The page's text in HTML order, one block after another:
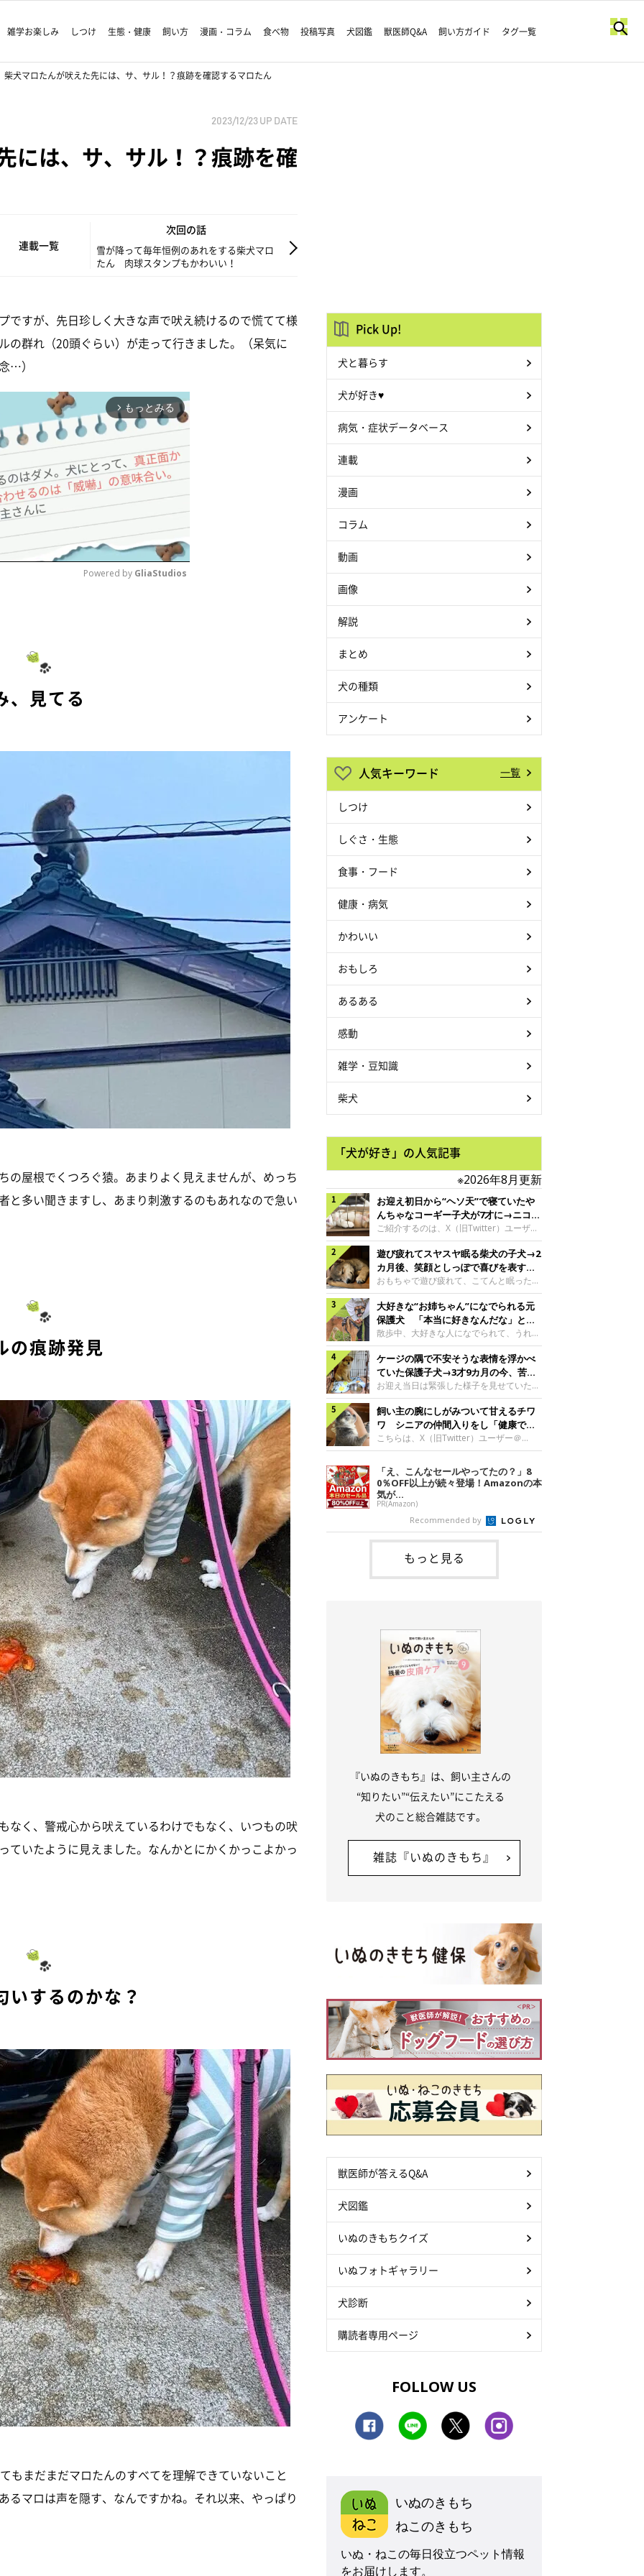
雑学お楽しみ しつけ 生態・健康 飼い方 漫画・コラム 食べ物 投稿写真 犬図鑑 獣医師Q&A 飼い方ガイド タグ一覧
柴犬マロたんが吠えた先には、サ、サル！？痕跡を確認するマロたん
2023/12/23 UP DATE
には、サ、サル！？痕跡を確
連載一覧
次回の話
雪が降って毎年恒例のあれをする柴犬マロ
たん 肉球スタンプもかわいい！
ですが、先日珍しく大きな声で吠え続けるので慌てて様
の群れ（20頭ぐらい）が走って行きました。（呆気に
…）
arrow_forward_ios もっとみる
Powered by GliaStudios
、見てる
の屋根でくつろぐ猿。あまりよく見えませんが、めっち
と多い聞きますし、あまり刺激するのもあれなので急い
の痕跡発見
なく、警戒心から吠えているわけでもなく、いつもの吠
ていたように見えました。なんかとにかくかっこよかっ
いするのかな？
もまだまだマロたんのすべてを理解できていないこと
るマロは声を隠す、なんですかね。それ以来、やっぱり
Pick Up!
犬と暮らす
犬が好き♥
病気・症状データベース
連載
漫画
コラム
動画
画像
解説
まとめ
犬の種類
アンケート
人気キーワード 一覧
しつけ
しぐさ・生態
食事・フード
健康・病気
かわいい
おもしろ
あるある
感動
雑学・豆知識
柴犬
「犬が好き」の人気記事
※2026年8月更新
お迎え初日から“ヘソ天”で寝ていたや
んちゃなコーギー子犬が7才に→ニコニ
コ“コーギースマイル”が魅力のコに成
長！
ご紹介するのは、X（旧Twitter）ユーザー
＠Kus1oKg2vsgdWS2さんの愛犬でウェル
シュ・コーギー・ペンブロークの神楽ちゃ
ん。今年の8月で7才になるという神楽ちゃ
んですが、いったいどんな子犬時代を過ご
したのでしょうか。今回は、神楽ちゃんの
成長を飼い主さんと振り返ります！神楽ち
ゃんの成長について聞いた！お迎えから数
日後の神楽ちゃん（撮影時生後2カ月）＠
Kus1oKg2vsgdWS2――お迎え当初の神楽
ちゃんの様子について教えてください。飼
い主さん： 「お迎え当日から“ヘソ天”で寝
るようなコでし
遊び疲れてスヤスヤ眠る柴犬の子犬→2
カ月後、笑顔としっぽで喜びを表すコ
に成長！
おもちゃで遊び疲れて、こてんと眠った子
犬。あれから2カ月、表情や行動にさまざ
まな変化が見られるようになりました。遊
び疲れて眠る生後2カ月のなっちゃん遊び
疲れた様子のなっちゃん。@Pkndg_紹介
するのは、X（旧Twitter）ユーザー
@Pkndg_さんの愛犬・なっちゃん（取材
時、生後4カ月／柴犬）。こちらの写真
は、なっちゃんが生後2カ月のころに撮影
された一枚です。この日、なっちゃんは家
族と一緒におもちゃで遊んでいました。た
くさん遊んで疲れたのか、その後は眠り始
めたそうです。眠るなっちゃん。
@Pkndg_
大好きな“お姉ちゃん”になでられる元
保護犬 「本当に好きなんだな」と感
じる表情にほっこり
散歩中、大好きな人になでられて、うれし
そうな表情を見せる元保護犬。甘えるよう
な姿に、見ているこちらまでほっこりしま
す。大好きな“お姉ちゃん”に甘える小次郎
くん妹さんになでてもらい、うれしそうな
表情を見せる小次郎くん（2026年6月撮
影）。@mika_Jimmy紹介するのは、X（旧
Twitter）ユーザー@mika_Jimmyさんの愛
犬・小次郎くん（撮影時5才）。こちら
は、飼い主さんの妹さんと一緒に散歩をし
日、飼い主さんは実家から自宅へ帰る途
中、妹さんと公園で待ち合わせ
ケージの隅で不安そうな表情を浮かべ
ていた保護子犬→3才9カ月の今、苦手
を克服し頼もしいコに成長！
お迎え当日は緊張した様子を見せていた元
野犬の保護子犬。あれから約3年半、苦手
だったことを一つひとつ克服し、家族に寄
り添う姿を見せています。お迎え当日、ケ
ージの隅で不安そうにお迎え当日のシルビ
アちゃん。@nemonemotos今回紹介する
@nemonemotosさんの愛犬・シルビアち
ゃん（撮影当時、生後推定2カ月）。飼い
主さんが「#最初に撮った一枚」として投
稿した写真には、ケージの隅で不安そうな
表情を浮かべるシルビアちゃんの姿が写っ
ていました。こちらは、保護犬だったシル
飼い主の腕にしがみついて甘えるチワ
ワ シニアの仲間入りをし「健康で穏
やかな暮らしが続いてほしい」と願う
こちらは、X（旧Twitter）ユーザー＠
kotubusuke617さんが投稿した写真。写
っているのは、愛犬でチワワのつぶしゃん
（本名：こつぶちゃん）です。飼い主さん
の腕にしがみつくつぶしゃん（撮影時6
才）＠kotubusuke617撮影当時の状況に
ついて伺うと、飼い主さんはこう教えてく
れました。飼い主さん： 「ある休日のこ
とです。私がソファに座った途端にひざの
上にのってきたので、そのままなでながら
テレビを見ていたのですが、微動だにしな
いので気になって見てみると、腕にしがみ
「え、こんなセールやってたの？」8
0％OFF以上が続々登場！Amazonの本
気が...
PR(Amazon)
Recommended by
もっと見る
『いぬのきもち』は、飼い主さんの
“知りたい”“伝えたい”にこたえる
犬のこと総合雑誌です。
雑誌『いぬのきもち』
獣医師が答えるQ&A
犬図鑑
いぬのきもちクイズ
いぬフォトギャラリー
犬診断
購読者専用ページ
FOLLOW US
いぬのきもち
ねこのきもち
いぬ・ねこの毎日役立つペット情報
をお届けします。